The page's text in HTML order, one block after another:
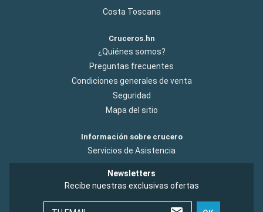
Costa Toscana
Cruceros.hn
¿Quiénes somos?
Preguntas frecuentes
Condiciones generales de venta
Seguridad
Mapa del sitio
Información sobre crucero
Servicios de Asistencia
Newsletters
Recibe nuestras exclusivas ofertas